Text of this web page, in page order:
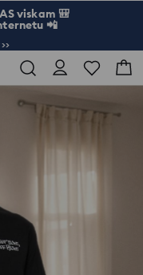
viskam 🎒
📲